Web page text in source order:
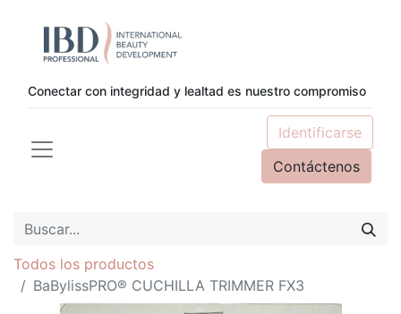
Conectar con integridad y lealtad es nuestro compromiso
Identificarse
Contáctenos
Todos los productos
BaBylissPRO® CUCHILLA TRIMMER FX3